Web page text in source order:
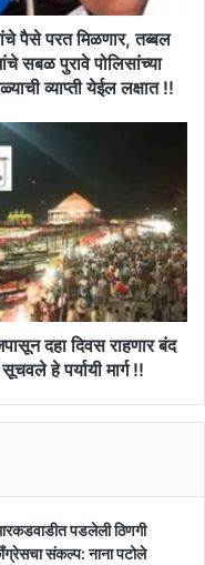
पैसे परत मिळणार, तब्बल
सबळ पुरावे पोलिसांच्या
व्याप्ती येईल लक्षात !!
दहा दिवस राहणार बंद
हे पर्यायी मार्ग !!
पडलेली ठिणगी
संकल्प: नाना पटोले